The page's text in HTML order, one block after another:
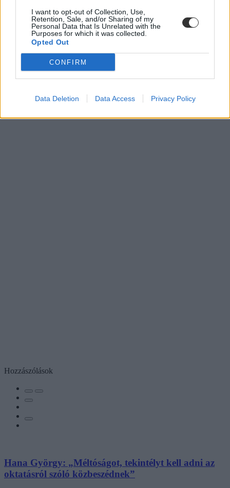
I want to opt-out of Collection, Use,
Retention, Sale, and/or Sharing of my
Personal Data that Is Unrelated with the
Purposes for which it was collected.
Opted Out
CONFIRM
Data Deletion Data Access Privacy Policy
Hozzászólások
Hana György: „Méltóságot, tekintélyt kell adni az
oktatásról szóló közbeszédnek”